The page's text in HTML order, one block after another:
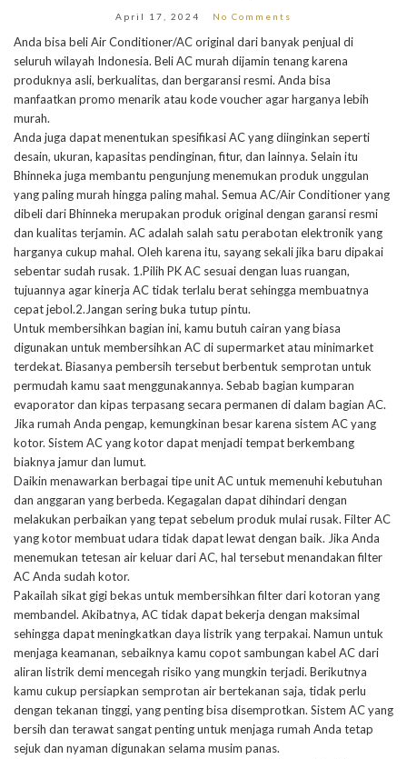
April 17, 2024 No Comments
Anda bisa beli Air Conditioner/AC original dari banyak penjual di
seluruh wilayah Indonesia. Beli AC murah dijamin tenang karena
produknya asli, berkualitas, dan bergaransi resmi. Anda bisa
manfaatkan promo menarik atau kode voucher agar harganya lebih
murah.
Anda juga dapat menentukan spesifikasi AC yang diinginkan seperti
desain, ukuran, kapasitas pendinginan, fitur, dan lainnya. Selain itu
Bhinneka juga membantu pengunjung menemukan produk unggulan
yang paling murah hingga paling mahal. Semua AC/Air Conditioner yang
dibeli dari Bhinneka merupakan produk original dengan garansi resmi
dan kualitas terjamin. AC adalah salah satu perabotan elektronik yang
harganya cukup mahal. Oleh karena itu, sayang sekali jika baru dipakai
sebentar sudah rusak. 1.Pilih PK AC sesuai dengan luas ruangan,
tujuannya agar kinerja AC tidak terlalu berat sehingga membuatnya
cepat jebol.2.Jangan sering buka tutup pintu.
Untuk membersihkan bagian ini, kamu butuh cairan yang biasa
digunakan untuk membersihkan AC di supermarket atau minimarket
terdekat. Biasanya pembersih tersebut berbentuk semprotan untuk
permudah kamu saat menggunakannya. Sebab bagian kumparan
evaporator dan kipas terpasang secara permanen di dalam bagian AC.
Jika rumah Anda pengap, kemungkinan besar karena sistem AC yang
kotor. Sistem AC yang kotor dapat menjadi tempat berkembang
biaknya jamur dan lumut.
Daikin menawarkan berbagai tipe unit AC untuk memenuhi kebutuhan
dan anggaran yang berbeda. Kegagalan dapat dihindari dengan
melakukan perbaikan yang tepat sebelum produk mulai rusak. Filter AC
yang kotor membuat udara tidak dapat lewat dengan baik. Jika Anda
menemukan tetesan air keluar dari AC, hal tersebut menandakan filter
AC Anda sudah kotor.
Pakailah sikat gigi bekas untuk membersihkan filter dari kotoran yang
membandel. Akibatnya, AC tidak dapat bekerja dengan maksimal
sehingga dapat meningkatkan daya listrik yang terpakai. Namun untuk
menjaga keamanan, sebaiknya kamu copot sambungan kabel AC dari
aliran listrik demi mencegah risiko yang mungkin terjadi. Berikutnya
kamu cukup persiapkan semprotan air bertekanan saja, tidak perlu
dengan tekanan tinggi, yang penting bisa disemprotkan. Sistem AC yang
bersih dan terawat sangat penting untuk menjaga rumah Anda tetap
sejuk dan nyaman digunakan selama musim panas.